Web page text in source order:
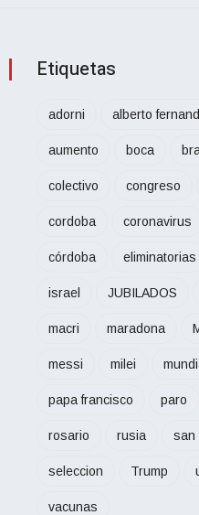
Etiquetas
adorni alberto
aumento boca
colectivo congreso
cordoba coronavirus
córdoba eliminatorias
israel JUBILADOS
macri maradona
messi milei
papa francisco paro
rosario rusia san
seleccion Trump
vacunas